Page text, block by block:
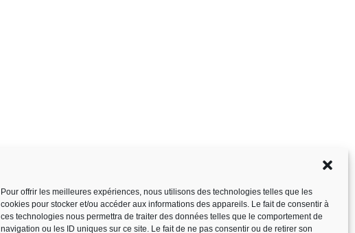
Pour offrir les meilleures expériences, nous utilisons des technologies telles que les
cookies pour stocker et/ou accéder aux informations des appareils. Le fait de consentir à
ces technologies nous permettra de traiter des données telles que le comportement de
navigation ou les ID uniques sur ce site. Le fait de ne pas consentir ou de retirer son